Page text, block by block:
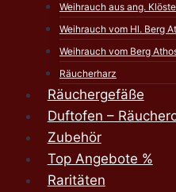
Weihrauch aus ang.
Weihrauch vom Hl. Berg
Weihrauch vom Berg
Räucherharz
Räuchergefäße
Duftofen –
Zubehör
Top Angebote %
Raritäten